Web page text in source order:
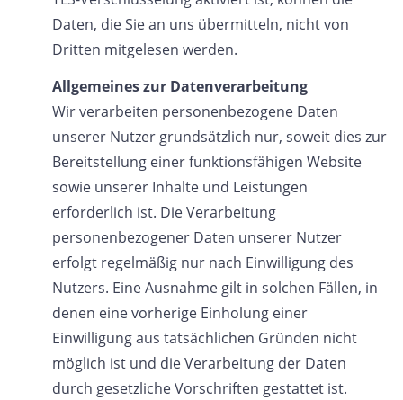
Daten, die Sie an uns übermitteln, nicht von
Dritten mitgelesen werden.
Allgemeines zur Datenverarbeitung
Wir verarbeiten personenbezogene Daten
unserer Nutzer grundsätzlich nur, soweit dies zur
Bereitstellung einer funktionsfähigen Website
sowie unserer Inhalte und Leistungen
erforderlich ist. Die Verarbeitung
personenbezogener Daten unserer Nutzer
erfolgt regelmäßig nur nach Einwilligung des
Nutzers. Eine Ausnahme gilt in solchen Fällen, in
denen eine vorherige Einholung einer
Einwilligung aus tatsächlichen Gründen nicht
möglich ist und die Verarbeitung der Daten
durch gesetzliche Vorschriften gestattet ist.